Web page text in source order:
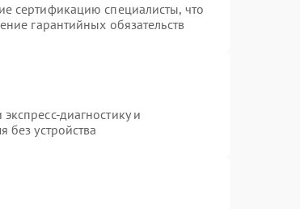
сертификацию специалисты, что
гарантийных обязательств
диагностику и
без устройства